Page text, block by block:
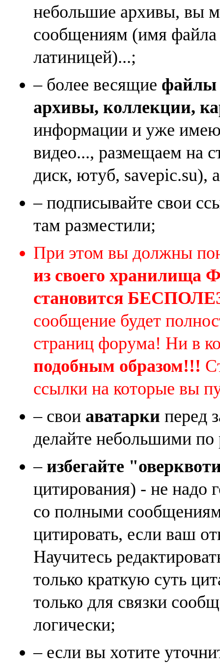
небольшие архивы, вы
сообщениям (имя
латиницей)...;
– более весящие файлы
архивы, коллекции,
информации и уже
видео..., размещаем на
диск, ютуб, savepic.su),
– подписывайте свои
там разместили;
При этом вы должны
из своего
становится
сообщение будет
страниц форума! Ни в
подобным образом!!!
ссылки на которые вы
– свои аватарки перед
делайте небольшими по
– избегайте
цитирования) - не надо
со полными
цитировать, если ваш
Научитесь
только краткую суть
только для связки
логически;
– если вы хотите